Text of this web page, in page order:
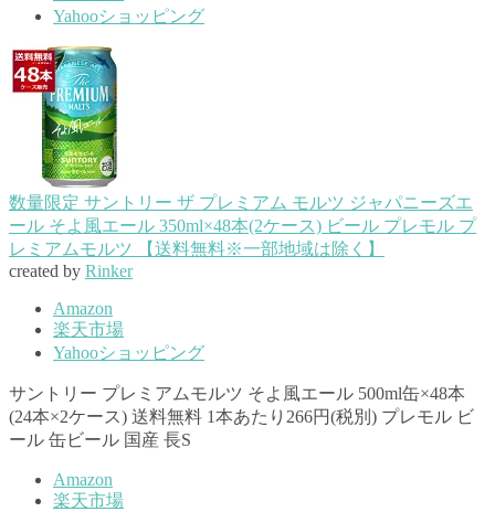
Yahooショッピング
数量限定 サントリー ザ プレミアム モルツ ジャパニーズエ
ール そよ風エール 350ml×48本(2ケース) ビール プレモル プ
レミアムモルツ 【送料無料※一部地域は除く】
created by Rinker
Amazon
楽天市場
Yahooショッピング
サントリー プレミアムモルツ そよ風エール 500ml缶×48本
(24本×2ケース) 送料無料 1本あたり266円(税別) プレモル ビ
ール 缶ビール 国産 長S
Amazon
楽天市場